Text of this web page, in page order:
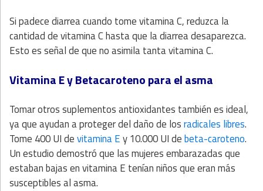
Si padece diarrea cuando tome vitamina C, reduzca la
cantidad de vitamina C hasta que la diarrea desaparezca.
Esto es señal de que no asimila tanta vitamina C.
Vitamina E y Betacaroteno para el asma
Tomar otros suplementos antioxidantes también es ideal,
ya que ayudan a proteger del daño de losradicales libres.
Tome 400 UI devitamina Ey 10.000 UI debeta-caroteno.
Un estudio demostró que las mujeres embarazadas que
estaban bajas en vitamina E tenían niños que eran más
susceptibles al asma.